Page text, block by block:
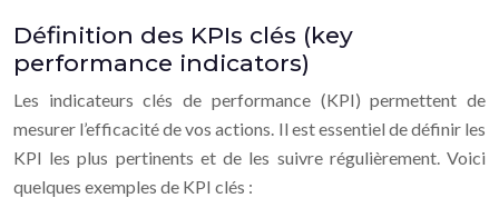
Définition des KPIs clés (key
performance indicators)
Les indicateurs clés de performance (KPI) permettent de
mesurer l’efficacité de vos actions. Il est essentiel de définir les
KPI les plus pertinents et de les suivre régulièrement. Voici
quelques exemples de KPI clés :